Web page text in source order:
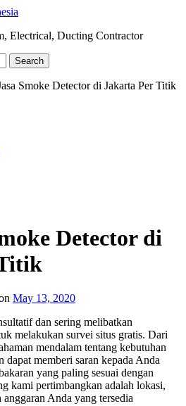
Electrical, Ducting Contractor
Search
Smoke Detector di Jakarta Per Titik
Detector di
May 13, 2020
dan sering melibatkan
melakukan survei situs gratis. Dari
mendalam tentang kebutuhan
dapat memberi saran kepada Anda
yang paling sesuai dengan
kami pertimbangkan adalah lokasi,
Anda yang tersedia